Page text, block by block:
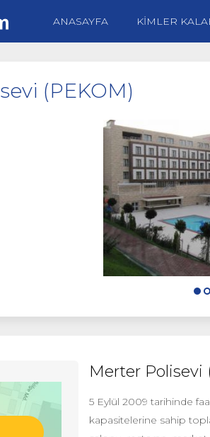
ANASAYFA KİMLER
(PEKOM)
Merter Polisevi
5 Eylül 2009 tarihinde
kapasitelerine sahip